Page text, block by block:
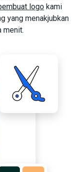
logo kami
yang menakjubkan
menit.